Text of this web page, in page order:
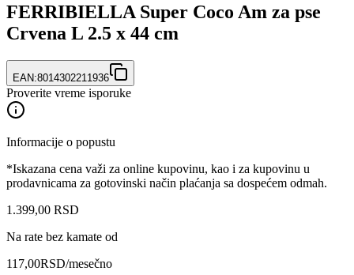
FERRIBIELLA Super Coco Am za pse
Crvena L 2.5 x 44 cm
EAN:8014302211936
Proverite vreme isporuke
Informacije o popustu
*Iskazana cena važi za online kupovinu, kao i za kupovinu u
prodavnicama za gotovinski način plaćanja sa dospećem odmah.
1.399,00 RSD
Na rate bez kamate od
117,00RSD/mesečno